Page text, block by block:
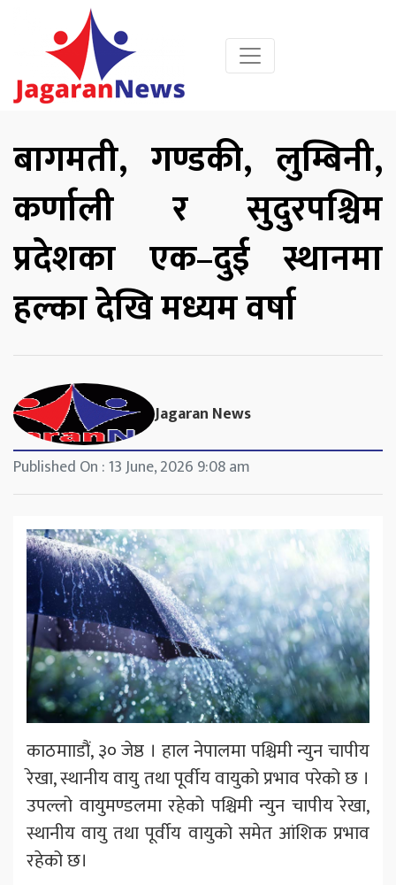
बागमती, गण्डकी, लुम्बिनी,
कर्णाली र सुदुरपश्चिम
प्रदेशका एक–दुई स्थानमा
हल्का देखि मध्यम वर्षा
Jagaran News
Published On : 13 June, 2026 9:08 am
काठमााडौं, ३० जेष्ठ । हाल नेपालमा पश्चिमी न्युन चापीय
रेखा, स्थानीय वायु तथा पूर्वीय वायुको प्रभाव परेको छ ।
उपल्लो वायुमण्डलमा रहेको पश्चिमी न्युन चापीय रेखा,
स्थानीय वायु तथा पूर्वीय वायुको समेत आंशिक प्रभाव
रहेको छ।